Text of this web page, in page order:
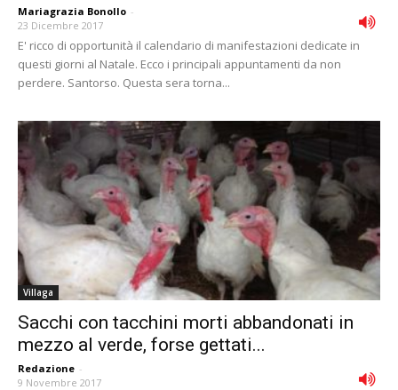
Mariagrazia Bonollo -
23 Dicembre 2017
E' ricco di opportunità il calendario di manifestazioni dedicate in
questi giorni al Natale. Ecco i principali appuntamenti da non
perdere. Santorso. Questa sera torna...
Villaga
Sacchi con tacchini morti abbandonati in
mezzo al verde, forse gettati...
Redazione -
9 Novembre 2017